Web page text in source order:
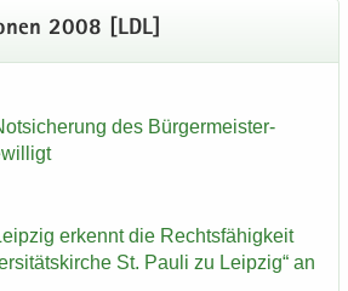
2008 [LDL]
des Bürgermeister-​
er­kennt die Rechts­fä­hig­keit
St. Pauli zu Leip­zig“ an